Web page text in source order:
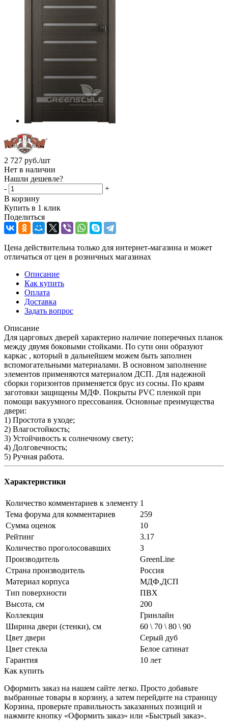
2 727 руб./шт
Нет в наличии
Нашли дешевле?
-
+
В корзину
Купить в 1 клик
Поделиться
Цена действительна только для интернет-магазина и может
отличаться от цен в розничных магазинах
Описание
Как купить
Оплата
Доставка
Задать вопрос
Описание
Для царговых дверей характерно наличие поперечных планок
между двумя боковыми стойками. По сути они образуют
каркас , который в дальнейшем можем быть заполнен
вспомогательными материалами. В основном заполнение
элементов применяются материалом ДСП. Для надежной
сборки горизонтов применяется брус из сосны. По краям
заготовки защищены МДФ. Покрыты PVC пленкой при
помощи вакуумного прессования. Основные преимущества
двери:
1) Простота в уходе;
2) Влагостойкость;
3) Устойчивость к солнечному свету;
4) Долговечность;
5) Ручная работа.
Характеристики
Количество комментариев к элементу 1
Тема форума для комментариев
259
Сумма оценок
10
Рейтинг
3.17
Количество проголосовавших
3
Производитель
GreenLine
Страна производитель
Россия
Материал корпуса
МДФ,ДСП
Тип поверхности
ПВХ
Высота, см
200
Коллекция
Гринлайн
Ширина двери (стенки), см
60 \ 70 \ 80 \ 90
Цвет двери
Серый дуб
Цвет стекла
Белое сатинат
Гарантия
10 лет
Как купить
Оформить заказ на нашем сайте легко. Просто добавьте
выбранные товары в корзину, а затем перейдите на страницу
Корзина, проверьте правильность заказанных позиций и
нажмите кнопку «Оформить заказ» или «Быстрый заказ».